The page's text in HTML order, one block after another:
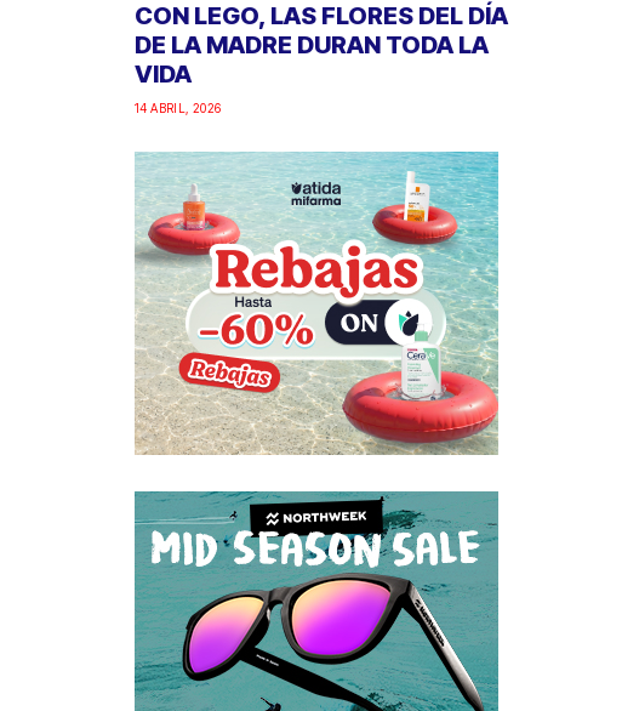
CON LEGO, LAS FLORES DEL DÍA
DE LA MADRE DURAN TODA LA
VIDA
14 ABRIL, 2026